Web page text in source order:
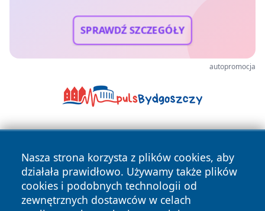
SPRAWDŹ SZCZEGÓŁY
autopromocja
Nasza strona korzysta z plików cookies, aby
działała prawidłowo. Używamy także plików
cookies i podobnych technologii od
zewnętrznych dostawców w celach
Copyright © 2026 wrotazabrza.pl Wszystkie prawa